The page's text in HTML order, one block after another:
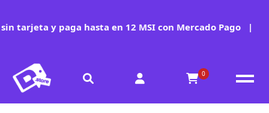
tarjeta y paga hasta en 12 MSI con Mercado Pago |
0